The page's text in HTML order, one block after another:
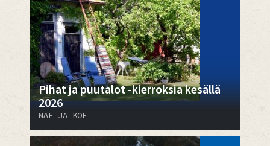
Pihat ja puutalot -kierroksia kesällä
2026
NÄE JA KOE